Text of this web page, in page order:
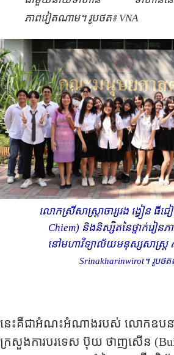
ភាពវៀតណាម។ រូបថត៖ VNA
លោកស្រីសាស្ត្រាចារ្យរង ង្វៀន​ ធីជ
Chiem) និងនិស្សិតនៃថ្នាក់​រៀន
នៅមហាវិទ្យាល័យមនុស្សសាស្ត្រ
Srinakharinwirot។ រូបថត
នេះគឺជាអំណះអំណាងរបស់ លោកឧបនាយក
ក្រសួងការបរទេស ប៊ុយ​ ថាញ​សើន (